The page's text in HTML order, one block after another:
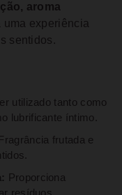
aroma
uma experiência
sentidos.
utilizado tanto como
lubrificante íntimo.
Fragrância frutada e
Proporciona